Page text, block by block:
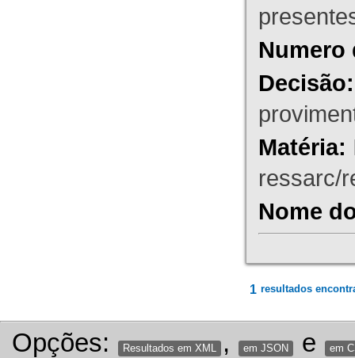
Numero
Decisão:
Matéria:
ressarc/
Nome
1 resultados
Opções: Resultados em XML , em JSON e em